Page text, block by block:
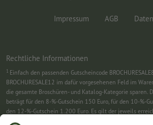
Impressum AGB
Rechtliche Informationen
1 Einfach den passenden Gutscheincode
BROCHURESALE12 im dafür vorgesehenen Feld im
die gesamte Broschüren- und Katalog-Kategorie sparen.
beträgt für den 8-%-Gutschein 150 Euro, für den 10-%-
den 12-%-Gutschein 1.200 Euro. Es gilt der jeweils
Bestellung ist nur ein Gutscheincode einlösbar. Mehrfach